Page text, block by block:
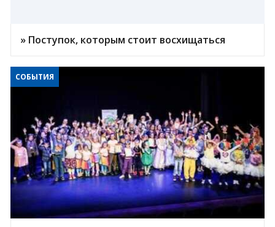
» Поступок, которым стоит восхищаться
СОБЫТИЯ